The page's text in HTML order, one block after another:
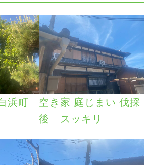
浜町
空き家 庭じまい 伐採
後 スッキリ